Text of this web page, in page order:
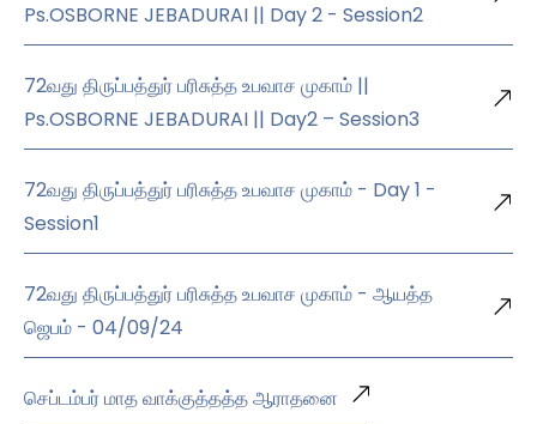
Ps.OSBORNE JEBADURAI || Day 2 - Session2
72வது திருப்பத்துர் பரிசுத்த உபவாச முகாம் ||
Ps.OSBORNE JEBADURAI || Day2 – Session3
72வது திருப்பத்துர் பரிசுத்த உபவாச முகாம் - Day 1 -
Session1
72வது திருப்பத்துர் பரிசுத்த உபவாச முகாம் - ஆயத்த
ஜெபம் - 04/09/24
செப்டம்பர் மாத வாக்குத்தத்த ஆராதனை